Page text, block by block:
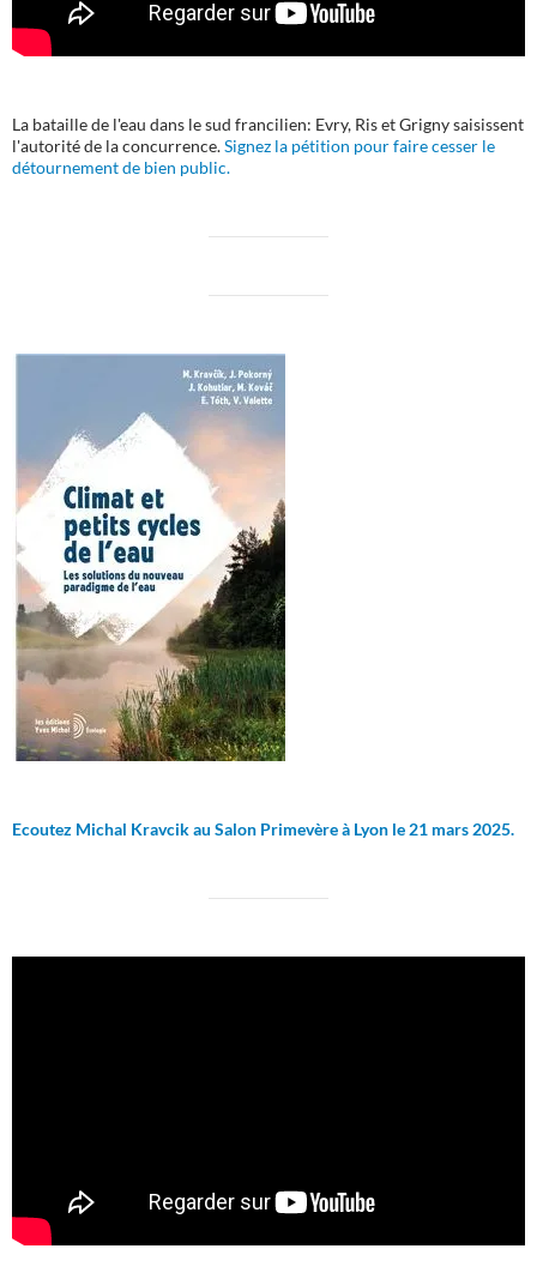
La bataille de l'eau dans le sud francilien: Evry, Ris et Grigny saisissent
l'autorité de la concurrence.Signez la pétition pour faire cesser le
détournement de bien public.
Ecoutez Michal Kravcik au Salon Primevère à Lyon le 21 mars 2025.